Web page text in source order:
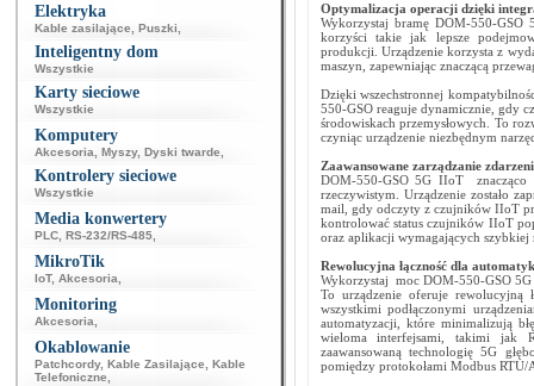
Elektryka
Kable zasilające Puszki
Inteligentny dom
Wszystkie
Karty sieciowe
Wszystkie
Komputery
Akcesoria Myszy, Dyski twarde
Kontrolery sieciowe
Wszystkie
Media konwertery
PLC RS-232/RS-485
MikroTik
IoT, Akcesoria
Monitoring
Akcesoria
Okablowanie
Patchcordy, Kable Zasilające
Kable
Telefoniczne
Optymalizacja operacji dzięki
Wykorzystaj bramę DOM-550-
korzyści takie jak lepsze
produkcji. Urządzenie korzysta z
maszyn, zapewniając znaczącą
Dzięki wszechstronnej
550-GSO reaguje dynamicznie, gdy
środowiskach przemysłowych. To
czyniąc urządzenie niezbędnym
Zaawansowane zarządzanie
DOM-550-GSO 5G IIoT znacząco
rzeczywistym. Urządzenie zostało
mail, gdy odczyty z czujników IIoT
kontrolować status czujników IIoT
oraz aplikacji wymagających szybkiej
Rewolucyjna łączność dla
Wykorzystaj moc DOM-550-GSO 5G
To urządzenie oferuje rewolucyjną
wszystkimi podłączonymi
automatyzacji, które minimalizują
wieloma interfejsami, takimi jak
zaawansowaną technologię 5G
pomiędzy protokołami Modbus RTU/